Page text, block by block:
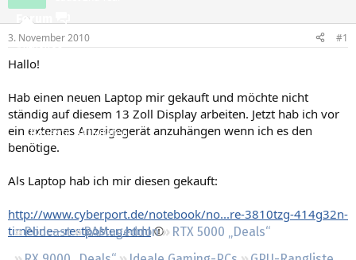
Forum
Aktuelles
Neue Beiträge
Neueste Aktivitäten
Regeln
Podcast RAMageddon
RTX 5000 „Deals“
l
e
r
e
l
t
3. November 2010 #1
Hallo!
Hab einen neuen Laptop mir gekauft und möchte nicht
ständig auf diesem 13 Zoll Display arbeiten. Jetzt hab ich vor
ein externes Anzeigegerät anzuhängen wenn ich es den
benötige.
Als Laptop hab ich mir diesen gekauft:
http://www.cyberport.de/notebook/no...re-3810tzg-414g32n-
timeline---restposten.html